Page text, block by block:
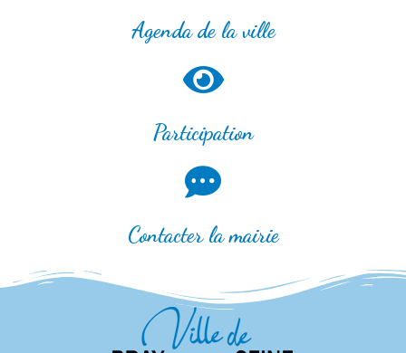
Agenda de la ville
Participation
Contacter la mairie